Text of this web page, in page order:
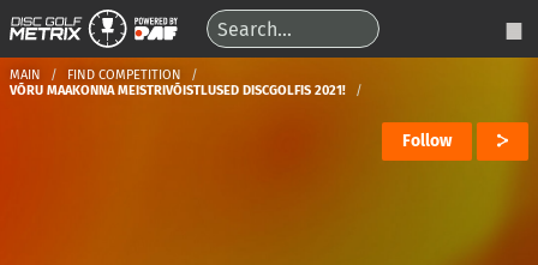
MAIN
FIND COMPETITION
VÕRU MAAKONNA MEISTRIVÕISTLUSED DISCGOLFIS 2021!
Follow